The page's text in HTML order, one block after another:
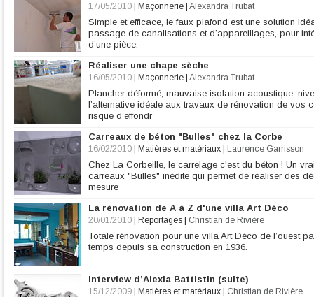
17/05/2010 Maçonnerie Alexandra Trubat
Simple et efficace, le faux plafond est une solution
passage de canalisations et d’appareillages, pour
d’une pièce,
Réaliser une chape sèche
16/05/2010 Maçonnerie Alexandra Trubat
Plancher déformé, mauvaise isolation acoustique,
l’alternative idéale aux travaux de rénovation de vos
risque d’effondr
Carreaux de béton "Bulles" chez la Corbe
16/02/2010 Matières et matériaux Laurence Garrisson
Chez La Corbeille, le carrelage c'est du béton ! Un
carreaux "Bulles" inédite qui permet de réaliser des
mesure
La rénovation de A à Z d'une villa Art Déco
20/01/2010 Reportages Christian de Rivière
Totale rénovation pour une villa Art Déco de l’ouest
temps depuis sa construction en 1936.
Interview d’Alexia Battistin (suite)
15/12/2009 Matières et matériaux Christian de Rivière